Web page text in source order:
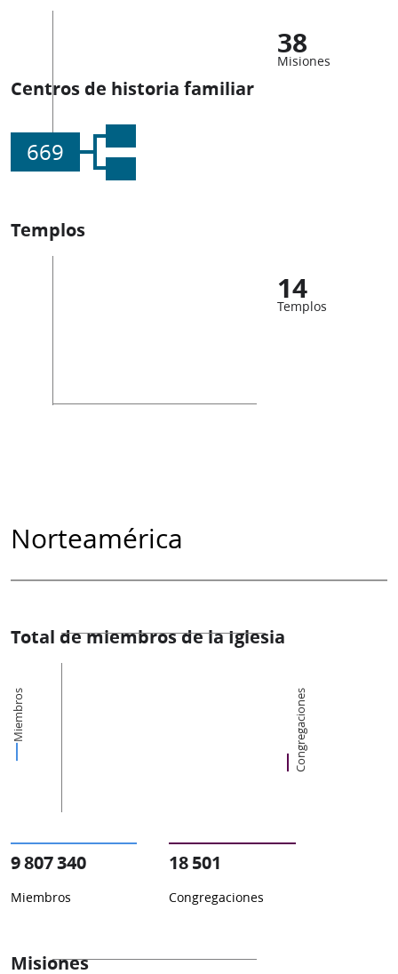
38
Misiones
Centros de historia familiar
669
Templos
14
Templos
Norteamérica
Total de miembros de la Iglesia
Miembros Congregaciones
9 807 340
Miembros
18 501
Congregaciones
Misiones